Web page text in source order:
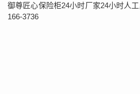
御尊匠心保险柜24小时厂家24小时人
166-3736